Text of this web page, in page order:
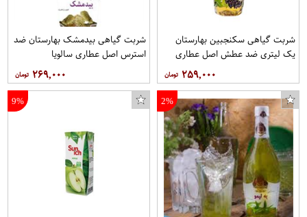
شربت گیاهی سکنجبین بهارستان
یک لیتری ضد عطش اصل عطاری
۲۵۹,۰۰۰
شربت گیاهی بیدمشک بهارستان ضد
استرس اصل عطاری سالویا
۲۶۹,۰۰۰
2%
9%